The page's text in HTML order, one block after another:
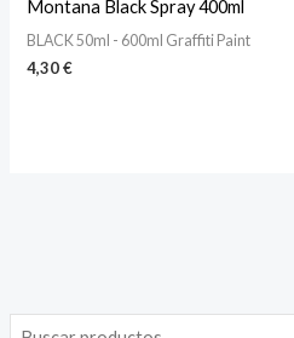
Montana Black Spray 400ml
BLACK 50ml - 600ml Graffiti Paint
4,30€